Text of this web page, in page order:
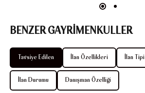
BENZER GAYRİMENKULLER
Tavsiye Edilen İlan Özellikleri İlan Tipi
İlan Durumu Danışman Özelliği